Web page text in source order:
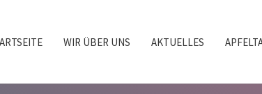
WIR ÜBER UNS AKTUELLES